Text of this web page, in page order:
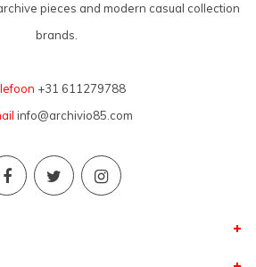
pieces and modern casual collection
brands.
+31 611279788
info@archivio85.com